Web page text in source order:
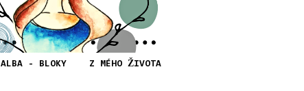
ALBA - BLOKY Z MÉHO ŽIVOTA